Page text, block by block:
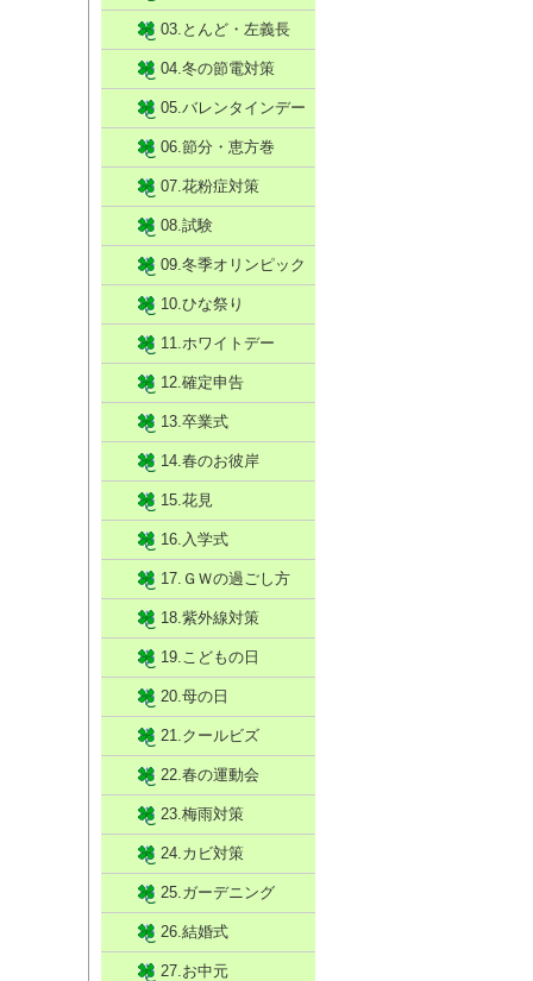
03.とんど・左義長
04.冬の節電対策
05.バレンタインデー
06.節分・恵方巻
07.花粉症対策
08.試験
09.冬季オリンピック
10.ひな祭り
11.ホワイトデー
12.確定申告
13.卒業式
14.春のお彼岸
15.花見
16.入学式
17.ＧＷの過ごし方
18.紫外線対策
19.こどもの日
20.母の日
21.クールビズ
22.春の運動会
23.梅雨対策
24.カビ対策
25.ガーデニング
26.結婚式
27.お中元